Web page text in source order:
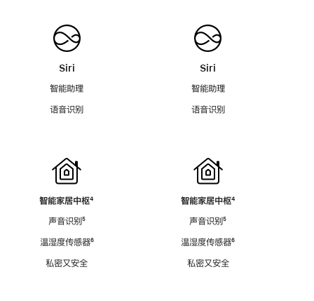
Siri
智能助理
语音识别
智能家居中枢脚
⁴
声音识别脚
⁵
温湿度传感器脚
⁶
私密又安全
Siri
智能助理
语音识别
智能家居中枢脚
⁴
声音识别脚
⁵
温湿度传感器脚
⁶
私密又安全